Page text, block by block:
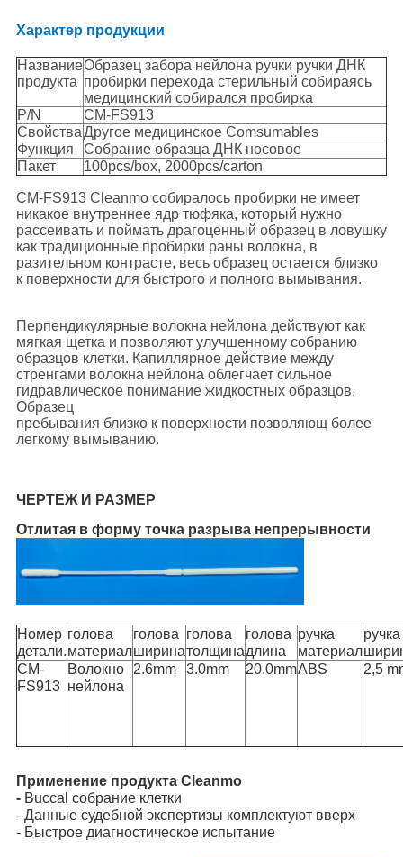
Характер продукции
Название
продукта
Образец забора нейлона ручки ручки ДНК
пробирки перехода стерильный собираясь
медицинский собирался пробирка
P/N
CM-FS913
СвойстваДругое медицинское Comsumables
Функция
Собрание образца ДНК носовое
Пакет
100pcs/box, 2000pcs/carton
CM-FS913 Cleanmo собиралось пробирки не имеет
никакое внутреннее ядр тюфяка, который нужно
рассеивать и поймать драгоценный образец в ловушку
как традиционные пробирки раны волокна, в
разительном контрасте, весь образец остается близко
к поверхности для быстрого и полного вымывания.
Перпендикулярные волокна нейлона действуют как
мягкая щетка и позволяют улучшенному собранию
образцов клетки. Капиллярное действие между
стренгами волокна нейлона облегчает сильное
гидравлическое понимание жидкостных образцов.
Образец
пребывания близко к поверхности позволяющ более
легкому вымыванию.
ЧЕРТЕЖ И РАЗМЕР
Отлитая в форму точка разрыва непрерывности
Номер
детали.
голова
материал
голова
ширина
голова
толщина
голова
длина
ручка
материал
ручка
CM-
FS913
Волокно
нейлона
2.6mm 3.0mm 20.0mmABS 2,5
Применение продукта Cleanmo
- Buccal собрание клетки
- Данные судебной экспертизы комплектуют вверх
- Быстрое диагностическое испытание